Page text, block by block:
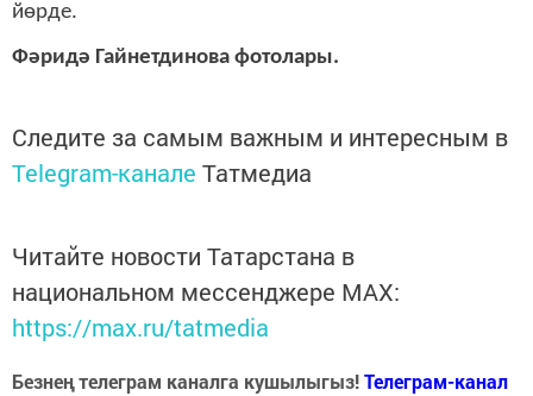
йөрде.
Фәридә Гайнетдинова фотолары.
Следите за самым важным и интересным в
Telegram-канале Татмедиа
Читайте новости Татарстана в
национальном мессенджере MАХ:
https://max.ru/tatmedia
Безнең телеграм каналга кушылыгыз!Телеграм-канал